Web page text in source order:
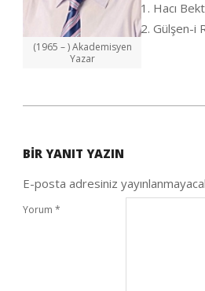
(1965 – ) Akademisyen
Yazar
Hacı
Gülşen-i
04
BIR YANIT YAZIN
E-posta adresiniz
Yorum *